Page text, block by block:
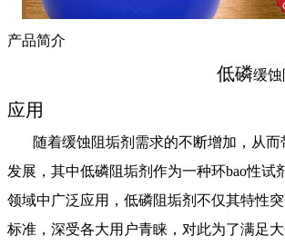
产品简介
低磷缓蚀
应用
随着缓蚀阻垢剂需求的不断增加，从而
发展，其中低磷阻垢剂作为一种环bao性试
领域中广泛应用，低磷阻垢剂不仅其特性
标准，深受各大用户青睐，对此为了满足